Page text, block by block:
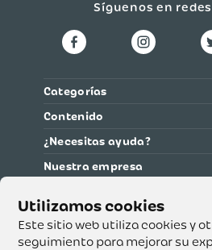
Este sitio web utiliza cookies y
seguimiento para mejorar su
Síguenos en
Categorías
Contenido
¿Necesitas ayuda?
Nuestra empresa